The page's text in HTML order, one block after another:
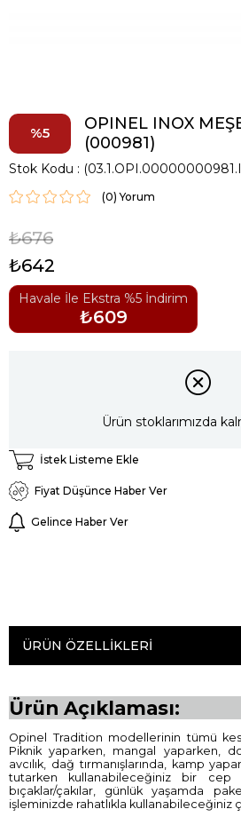
5
OPINEL INOX
(000981)
Stok Kodu
(0)
₺676
₺642
Havale İle Ekstra %5 İndirim
₺609
Ürün stoklarımızda
İstek Listeme Ekle
Fiyat Düşünce Haber Ver
Gelince Haber Ver
ÜRÜN ÖZELLIKLERI
Ürün Açıklaması:
Opinel Tradition modellerinin tümü
Piknik yaparken, mangal yaparken,
avcılık, dağ tırmanışlarında, kamp
tutarken kullanabileceğiniz bir cep
bıçaklar/çakılar, günlük yaşamda
işleminizde rahatlıkla kullanabileceğiniz